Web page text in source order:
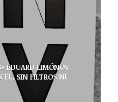
EDUARD LIMÓNOV.
SIN FILTROS NI